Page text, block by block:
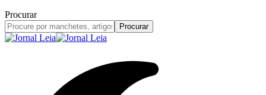
Procurar